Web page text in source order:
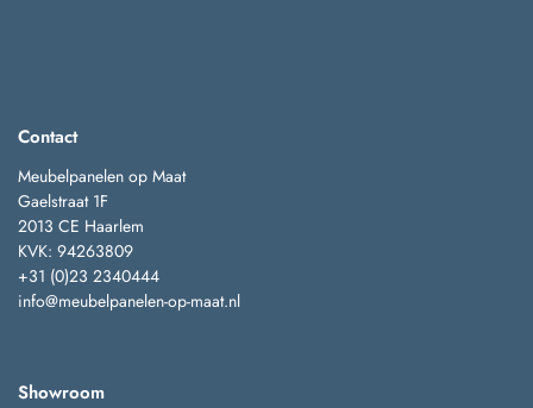
Contact
Meubelpanelen op Maat
Gaelstraat 1F
2013 CE Haarlem
KVK: 94263809
+31 (0)23 2340444
info@meubelpanelen-op-maat.nl
Showroom